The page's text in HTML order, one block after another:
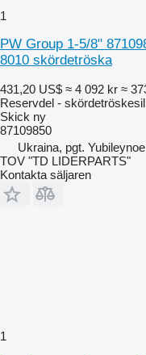
1
PW Group 1-5/8"
8010 skördetröska
431,20 US$ ≈ 4 092 kr ≈
Reservdel - skördetröskesil
Skick ny
87109850
Ukraina, pgt. Yubileynoe
TOV "TD LIDERPARTS"
Kontakta säljaren
1